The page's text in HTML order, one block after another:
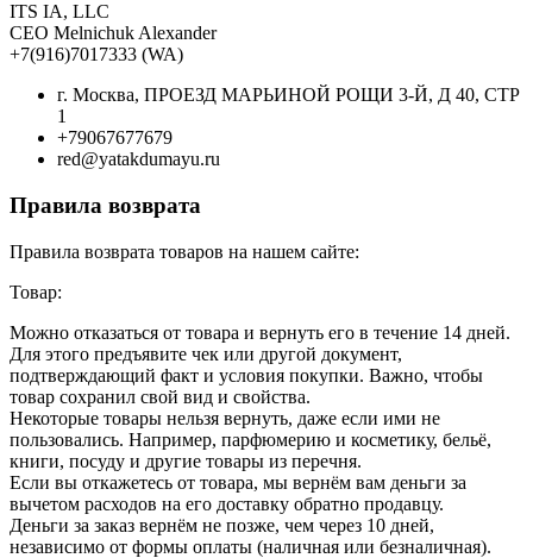
ITS IA, LLC
CEO Melnichuk Alexander
+7(916)7017333 (WA)
г. Москва, ПРОЕЗД МАРЬИНОЙ РОЩИ 3-Й, Д 40, СТР
1
+79067677679
red@yatakdumayu.ru
Правила возврата
Правила возврата товаров на нашем сайте:
Товар:
Можно отказаться от товара и вернуть его в течение 14 дней.
Для этого предъявите чек или другой документ,
подтверждающий факт и условия покупки. Важно, чтобы
товар сохранил свой вид и свойства.
Некоторые товары нельзя вернуть, даже если ими не
пользовались. Например, парфюмерию и косметику, бельё,
книги, посуду и другие товары из перечня.
Если вы откажетесь от товара, мы вернём вам деньги за
вычетом расходов на его доставку обратно продавцу.
Деньги за заказ вернём не позже, чем через 10 дней,
независимо от формы оплаты (наличная или безналичная).